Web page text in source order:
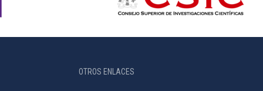
OTROS ENLACES